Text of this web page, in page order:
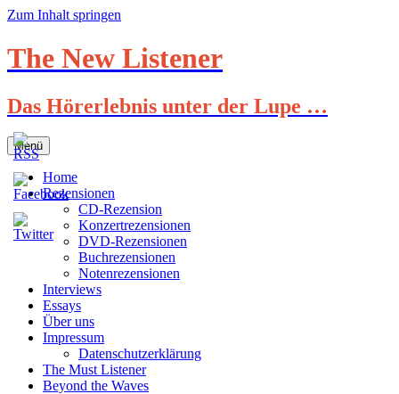
Zum Inhalt springen
The New Listener
Das Hörerlebnis unter der Lupe …
Menü
Home
Rezensionen
CD-Rezension
Konzertrezensionen
DVD-Rezensionen
Buchrezensionen
Notenrezensionen
Interviews
Essays
Über uns
Impressum
Datenschutzerklärung
The Must Listener
Beyond the Waves